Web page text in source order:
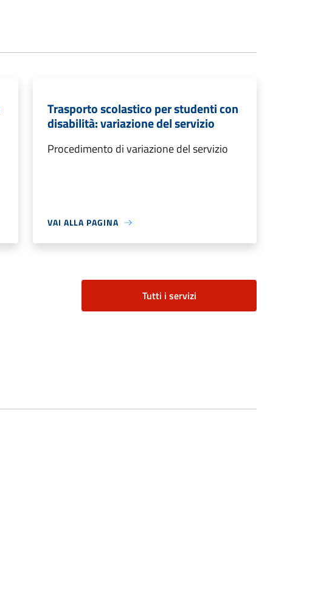
Trasporto scolastico per studenti con
disabilità: variazione del servizio
Procedimento di variazione del servizio
VAI ALLA PAGINA
Tutti i servizi